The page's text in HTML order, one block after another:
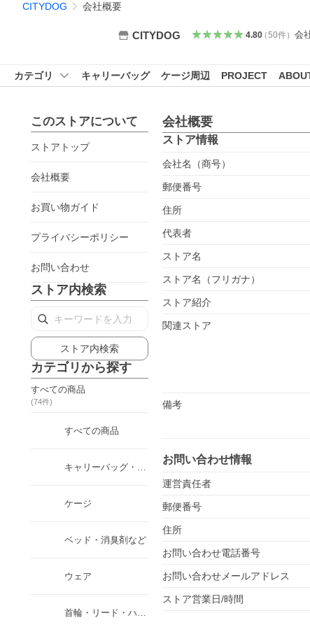
CITYDOG 会社概要
CITYDOG 4.80（50件） 会
カテゴリ キャリーバッグ ケージ周辺 PROJECT
このストアについて
ストアトップ
会社概要
お買い物ガイド
プライバシーポリシー
お問い合わせ
ストア内検索
ストア内検索
カテゴリから探す
すべての商品
(74件)
すべての商品
キャリーバッグ・カート
ケージ
ベッド・消臭剤など
ウェア
首輪・リード・ハーネス
会社概要
ストア情報
会社名（商号）
郵便番号
住所
代表者
ストア名
ストア名（フリガナ）
ストア紹介
関連ストア
備考
お問い合わせ情報
運営責任者
郵便番号
住所
お問い合わせ電話番号
お問い合わせメールアドレス
ストア営業日/時間